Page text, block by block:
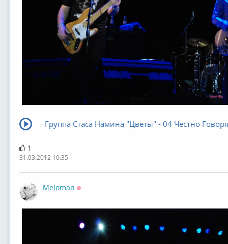
Группа Стаса Намина "Цветы" - 04 Честно
1
31.03.2012 10:35
Meloman